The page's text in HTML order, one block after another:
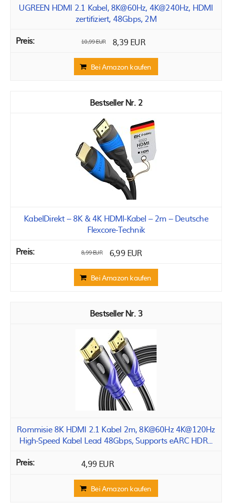
UGREEN HDMI 2.1 Kabel, 8K@60Hz, 4K@240Hz, HDMI
zertifiziert, 48Gbps, 2M
10,99 EUR 8,39 EUR
Bei Amazon kaufen
2
KabelDirekt – 8K & 4K HDMI-Kabel – 2m – Deutsche
Flexcore-Technik
8,99 EUR 6,99 EUR
Bei Amazon kaufen
3
Rommisie 8K HDMI 2.1 Kabel 2m, 8K@60Hz 4K@120Hz
High-Speed Kabel Lead 48Gbps, Supports eARC HDR...
4,99 EUR
Bei Amazon kaufen